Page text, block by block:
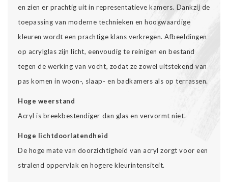
en zien er prachtig uit in representatieve kamers. Dankzij de
toepassing van moderne technieken en hoogwaardige
kleuren wordt een prachtige klans verkregen. Afbeeldingen
op acrylglas zijn licht, eenvoudig te reinigen en bestand
tegen de werking van vocht, zodat ze zowel uitstekend van
pas komen in woon-, slaap- en badkamers als op terrassen.
Hoge weerstand
Acryl is breekbestendiger dan glas en vervormt niet.
Hoge lichtdoorlatendheid
De hoge mate van doorzichtigheid van acryl zorgt voor een
stralend oppervlak en hogere kleurintensiteit.